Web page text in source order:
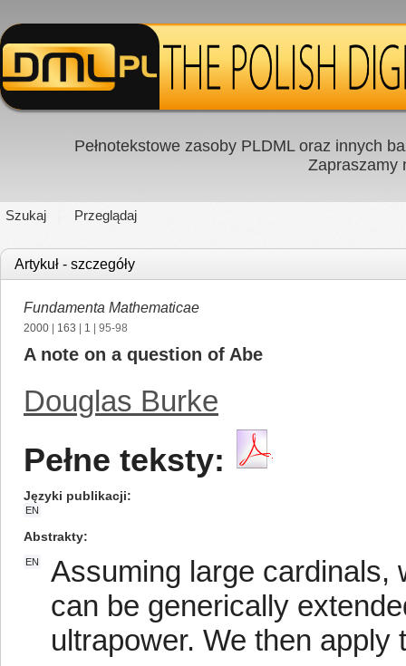
Pełnotekstowe zasoby PLDML oraz innych
Zapraszamy
Szukaj Przeglądaj
Artykuł - szczegóły
Fundamenta Mathematicae
2000 163 1 | 95-98
A note on a question of Abe
Douglas Burke
Pełne teksty:
Języki publikacji
EN
Abstrakty
EN
Assuming large cardinals,
can be generically
ultrapower. We then